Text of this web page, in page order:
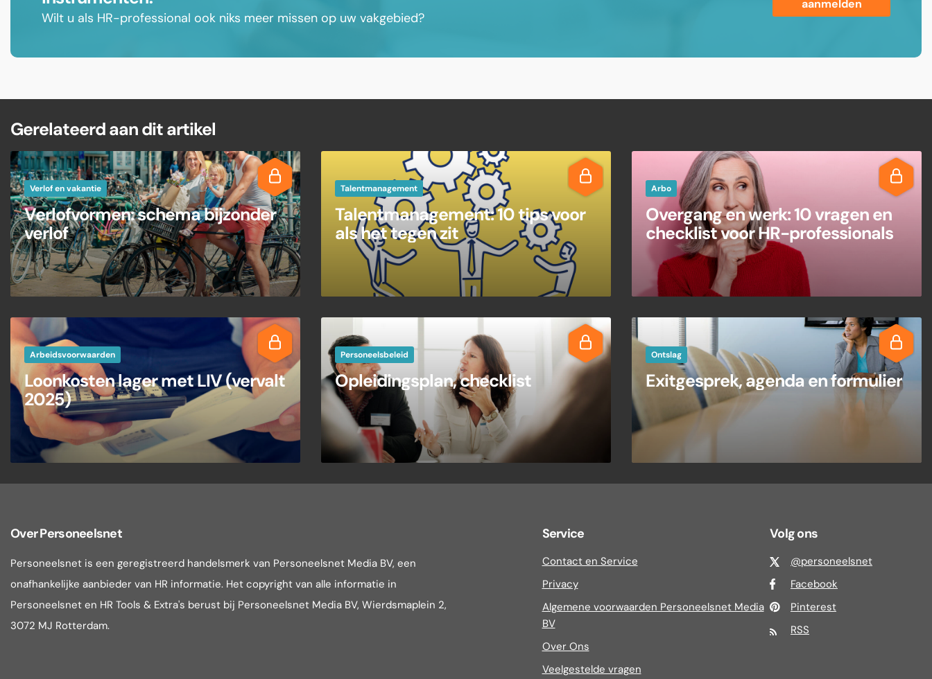
Wilt u als HR-professional ook niks meer missen op uw vakgebied?
aanmelden
Gerelateerd aan dit artikel
Verlof en vakantie
Verlofvormen: schema bijzonder
verlof
Talentmanagement
Talentmanagement: 10 tips voor
als het tegen zit
Arbo
Overgang en werk: 10 vragen en
checklist voor HR-professionals
Arbeidsvoorwaarden
Loonkosten lager met LIV (vervalt
2025)
Personeelsbeleid
Opleidingsplan, checklist
Ontslag
Exitgesprek, agenda en formulier
Over Personeelsnet
Personeelsnet is een geregistreerd handelsmerk van Personeelsnet Media BV, een
onafhankelijke aanbieder van HR informatie. Het copyright van alle informatie in
Personeelsnet en HR Tools & Extra's berust bij Personeelsnet Media BV, Wierdsmaplein 2,
3072 MJ Rotterdam.
Service
Contact en Service
Privacy
Algemene voorwaarden Personeelsnet Media
BV
Over Ons
Veelgestelde vragen
Volg ons
@personeelsnet
Facebook
Pinterest
RSS